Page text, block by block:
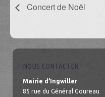
Concert de Noël
NOUS CONTACTER
Mairie d’Ingwiller
85 rue du Général Goureau